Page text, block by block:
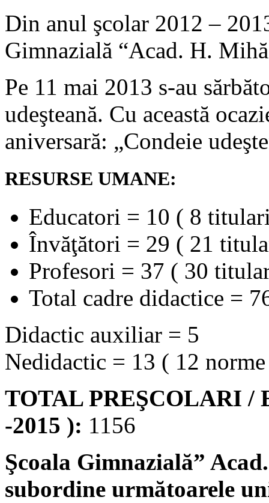
Din anul şcolar 2012 –
Gimnazială “Acad. H.
Pe 11 mai 2013 s-au
udeşteană. Cu această
aniversară: „Condeie
RESURSE UMANE:
Educatori = 10 ( 8
Învăţători = 29 ( 21
Profesori = 37 ( 30
Total cadre didactice =
Didactic auxiliar = 5
Nedidactic = 13 ( 12
TOTAL PREŞCOLARI /
-2015 ): 1156
Şcoala Gimnazială”
subordine următoarele